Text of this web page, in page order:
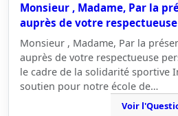
Monsieur , Madame, Par la
auprès de votre
Monsieur , Madame, Par la
auprès de votre respectueuse
le cadre de la solidarité sportive
soutien pour notre école de…
Voir